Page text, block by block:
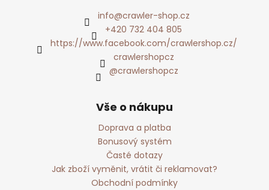
info@crawler-shop.cz
+420 732 404 805
https://www.facebook.com/crawlershop.cz/
crawlershopcz
@crawlershopcz
Vše o nákupu
Doprava a platba
Bonusový systém
Časté dotazy
Jak zboží vyměnit, vrátit či reklamovat?
Obchodní podmínky